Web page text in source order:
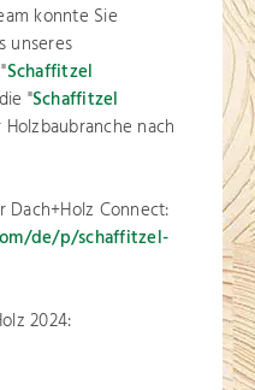
konnte Sie
unseres
Schaffitzel
"Schaffitzel
nach
Connect:
de/p/schaffitzel-
2024: